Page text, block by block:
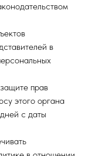
в
прав
этого органа
с даты